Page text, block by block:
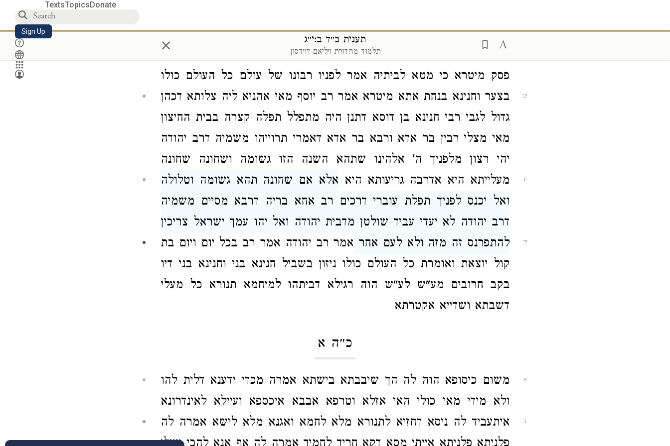
TextsTopicsDonate
Sign Up × תענית כ״ד ב:י״ג
תלמוד מהדורת ויליאם דוידסון
איכסיף וחלש דעתיה ואתא מיטרא
יא ר' חנינא בן דוסאהוה קא אזיל באורחא
אתא מיטרא אמר לפניו רבונו של עולם כל העולם כולו בנחת וחנינא בצער
פסק מיטרא כי מטא לביתיה אמר לפניו רבונו של עולם כל העולם כולו
בצער וחנינא בנחת אתא מיטרא
יב אמר רב יוסף מאי אהניא ליה צלותא דכהן
גדול לגבי רבי חנינא בן דוסא דתנן היה מתפלל תפלה קצרה בבית החיצון
מאי מצלי רבין בר אדא ורבא בר אדא דאמרי תרוייהו משמיה דרב יהודה
יהי רצון מלפניך ה' אלהינו שתהא השנה הזו גשומה ושחונה שחונה
מעלייתא היא אדרבה גריעותא היא
יג
אלא אם שחונה תהא גשומה וטלולה
ואל יכנס לפניך תפלת עוברי דרכים רב אחא בריה דרבא מסיים משמיה
דרב יהודה לא יעדי עביד שולטן מדבית יהודה ואל יהו עמך ישראל צריכין
להתפרנס זה מזה ולא לעם אחר
יד אמר רב יהודה אמר רב בכל יום ויום בת
קול יוצאת ואומרת כל העולם כולו ניזון בשביל חנינא בני וחנינא בני דיו
בקב חרובים מע"ש לע"ש הוה רגילא דביתהו למיחמא תנורא כל מעלי
דשבתא ושדייא אקטרתא
כ״ה א
א
משום כיסופא הוה לה הך שיבבתא בישתא אמרה מכדי ידענא דלית להו
ולא מידי מאי כולי האי אזלא וטרפא אבבא איכספא ועיילא לאינדרונא
ב
איתעביד לה ניסא דחזיא לתנורא מלא לחמא ואגנא מלא לישא אמרה לה